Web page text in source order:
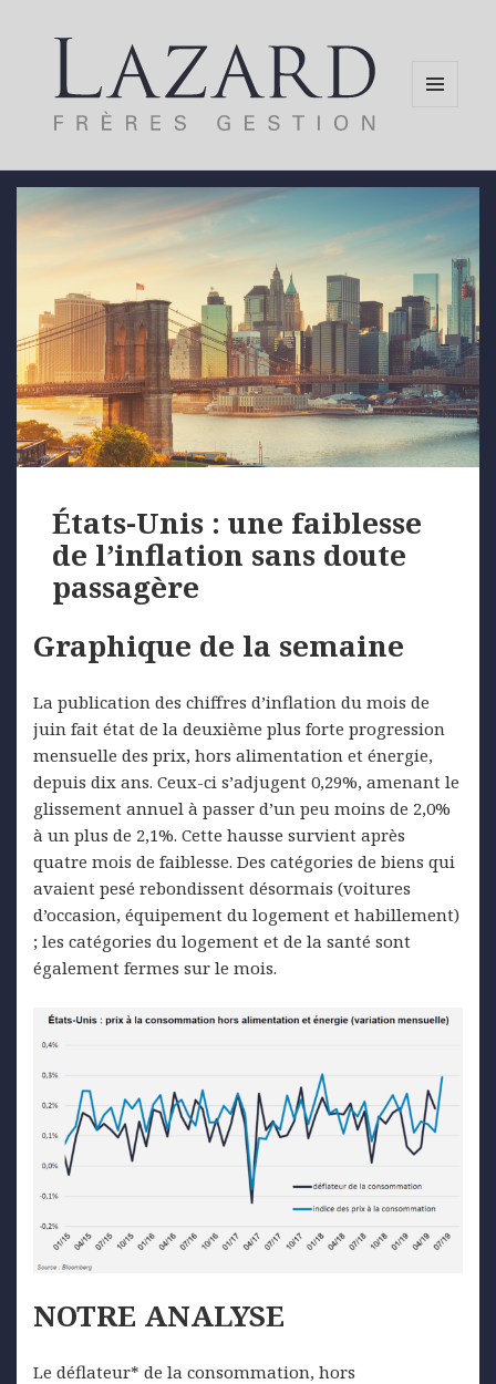
États-Unis : une faiblesse
de l’inflation sans doute
passagère
Graphique de la semaine
La publication des chiffres d’inflation du mois de
juin fait état de la deuxième plus forte progression
mensuelle des prix, hors alimentation et énergie,
depuis dix ans. Ceux-ci s’adjugent 0,29%, amenant le
glissement annuel à passer d’un peu moins de 2,0%
à un plus de 2,1%. Cette hausse survient après
quatre mois de faiblesse. Des catégories de biens qui
avaient pesé rebondissent désormais (voitures
d’occasion, équipement du logement et habillement)
; les catégories du logement et de la santé sont
également fermes sur le mois.
NOTRE ANALYSE
Le déflateur* de la consommation, hors